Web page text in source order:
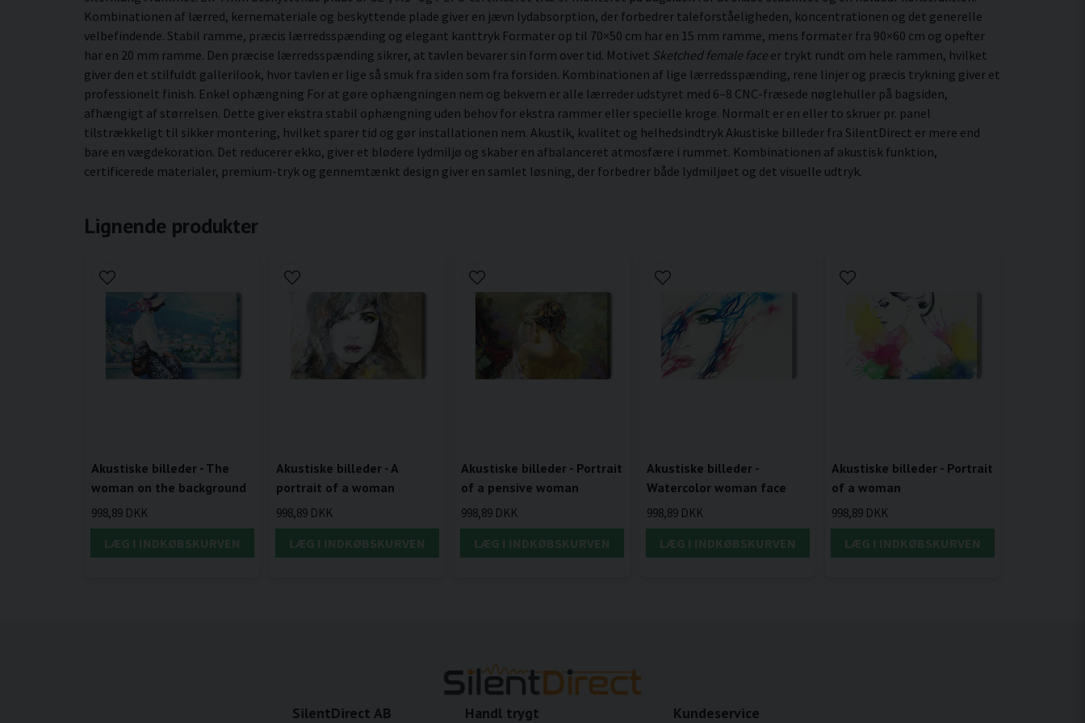
Kombinationen af lærred, kernemateriale og beskyttende plade giver en jævn lydabsorption, der forbedrer taleforståeligheden, koncentrationen og det generelle
velbefindende. Stabil ramme, præcis lærredsspænding og elegant kanttryk Formater op til 70×50 cm har en 15 mm ramme, mens formater fra 90×60 cm og opefter
har en 20 mm ramme. Den præcise lærredsspænding sikrer, at tavlen bevarer sin form over tid. Motivet Sketched female face er trykt rundt om hele rammen, hvilket
giver den et stilfuldt gallerilook, hvor tavlen er lige så smuk fra siden som fra forsiden. Kombinationen af lige lærredsspænding, rene linjer og præcis trykning giver et
professionelt finish. Enkel ophængning For at gøre ophængningen nem og bekvem er alle lærreder udstyret med 6–8 CNC-fræsede nøglehuller på bagsiden,
afhængigt af størrelsen. Dette giver ekstra stabil ophængning uden behov for ekstra rammer eller specielle kroge. Normalt er en eller to skruer pr. panel
tilstrækkeligt til sikker montering, hvilket sparer tid og gør installationen nem. Akustik, kvalitet og helhedsindtryk Akustiske billeder fra SilentDirect er mere end
bare en vægdekoration. Det reducerer ekko, giver et blødere lydmiljø og skaber en afbalanceret atmosfære i rummet. Kombinationen af akustisk funktion,
certificerede materialer, premium-tryk og gennemtænkt design giver en samlet løsning, der forbedrer både lydmiljøet og det visuelle udtryk.
Lignende produkter
Akustiske billeder - The
woman on the background
998,89 DKK
LÆG I INDKØBSKURVEN
Akustiske billeder - A
portrait of a woman
998,89 DKK
LÆG I INDKØBSKURVEN
Akustiske billeder - Portrait
of a pensive woman
998,89 DKK
LÆG I INDKØBSKURVEN
Akustiske billeder -
Watercolor woman face
998,89 DKK
LÆG I INDKØBSKURVEN
Akustiske billeder - Portrait
of a woman
998,89 DKK
LÆG I INDKØBSKURVEN
SilentDirect AB Handl trygt Kundeservice